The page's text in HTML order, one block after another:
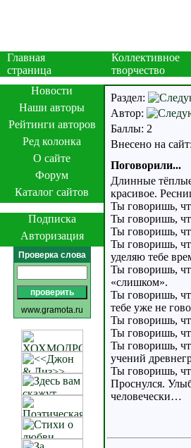
Главная
страница
Коллективное
творчество
Новости
Наши авторы
Рейтинги авторов
Ред колонка
О сайте
Форум
Каталог сайтов
Подписка
Авторизация
Проверка слова
www.gramota.ru
Раздел:
Автор:
Баллы: 2
Внесено на
Поговорили...
Длинные
красивое.
Ты говоришь,
Ты говоришь,
Ты говоришь,
Ты говоришь,
уделяю тебе
Ты говоришь,
«слишком».
Ты говоришь,
тебе уже не
Ты говоришь,
Ты говоришь,
Ты говоришь,
учений
Ты говоришь,
Проснулся.
человечески…